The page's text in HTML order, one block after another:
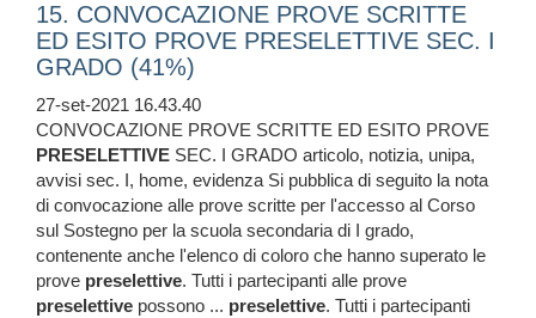
15. CONVOCAZIONE PROVE SCRITTE
ED ESITO PROVE PRESELETTIVE SEC. I
GRADO (41%)
27-set-2021 16.43.40
CONVOCAZIONE PROVE SCRITTE ED ESITO PROVE
PRESELETTIVE SEC. I GRADO articolo, notizia, unipa,
avvisi sec. I, home, evidenza Si pubblica di seguito la nota
di convocazione alle prove scritte per l'accesso al Corso
sul Sostegno per la scuola secondaria di I grado,
contenente anche l'elenco di coloro che hanno superato le
prove preselettive. Tutti i partecipanti alle prove
preselettive possono ... preselettive. Tutti i partecipanti